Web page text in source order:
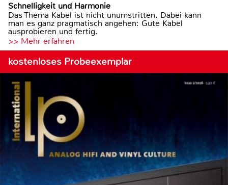
Schnelligkeit und Harmonie
Das Thema Kabel ist nicht unumstritten. Dabei kann
man es ganz pragmatisch angehen: Gute Kabel
ausprobieren und fertig.
>> Mehr erfahren
kostenloses Probeexemplar